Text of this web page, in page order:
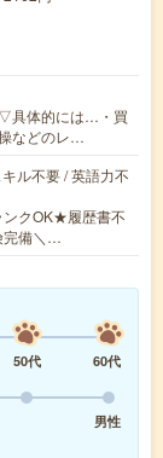
▽具体的には…・買
などのレ…
ル不要 / 英語力不
クOK★履歴書不
完備＼…
50代
60代
男性